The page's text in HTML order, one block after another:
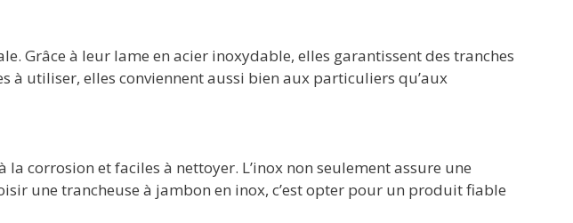
Grâce à leur lame en acier inoxydable, elles garantissent des tranches
à utiliser, elles conviennent aussi bien aux particuliers qu’aux
corrosion et faciles à nettoyer. L’inox non seulement assure une
une trancheuse à jambon en inox, c’est opter pour un produit fiable